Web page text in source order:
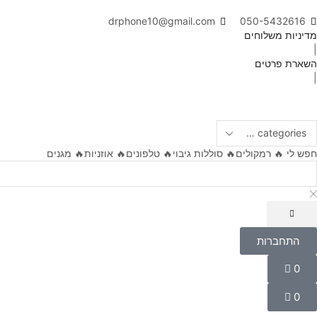
050-5432616
drphone10@gmail.com
מדיניות משלוחים
השארת פרטים
חפש לי 🔥 רמקולים🔥 סוללות גיבוי🔥 טלפונים🔥 אוזניות🔥 מגנים
שם משתמש או כתובת אימייל
התחברות
0
0